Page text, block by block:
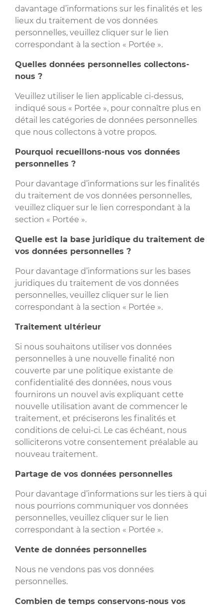
davantage d’informations sur les finalités et les
lieux du traitement de vos données
personnelles, veuillez cliquer sur le lien
correspondant à la section « Portée ».
Quelles données personnelles collectons-
nous ?
Veuillez utiliser le lien applicable ci-dessus,
indiqué sous « Portée », pour connaître plus en
détail les catégories de données personnelles
que nous collectons à votre propos.
Pourquoi recueillons-nous vos données
personnelles ?
Pour davantage d’informations sur les finalités
du traitement de vos données personnelles,
veuillez cliquer sur le lien correspondant à la
section « Portée ».
Quelle est la base juridique du traitement de
vos données personnelles ?
Pour davantage d’informations sur les bases
juridiques du traitement de vos données
personnelles, veuillez cliquer sur le lien
correspondant à la section « Portée ».
Traitement ultérieur
Si nous souhaitons utiliser vos données
personnelles à une nouvelle finalité non
couverte par une politique existante de
confidentialité des données, nous vous
fournirons un nouvel avis expliquant cette
nouvelle utilisation avant de commencer le
traitement, et préciserons les finalités et
conditions de celui-ci. Le cas échéant, nous
solliciterons votre consentement préalable au
nouveau traitement.
Partage de vos données personnelles
Pour davantage d’informations sur les tiers à qui
nous pourrions communiquer vos données
personnelles, veuillez cliquer sur le lien
correspondant à la section « Portée ».
Vente de données personnelles
Nous ne vendons pas vos données
personnelles.
Combien de temps conservons-nous vos